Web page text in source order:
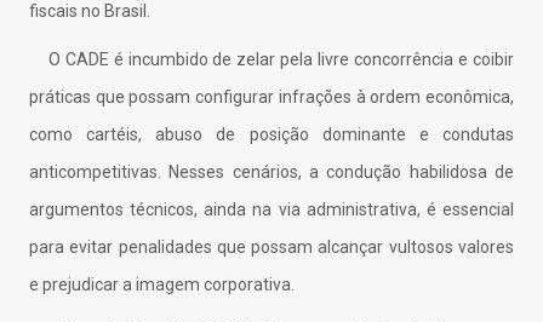
fiscais no Brasil.
O CADE é incumbido de zelar pela livre concorrência e coibir
práticas que possam configurar infrações à ordem econômica,
como cartéis, abuso de posição dominante e condutas
anticompetitivas. Nesses cenários, a condução habilidosa de
argumentos técnicos, ainda na via administrativa, é essencial
para evitar penalidades que possam alcançar vultosos valores
e prejudicar a imagem corporativa.